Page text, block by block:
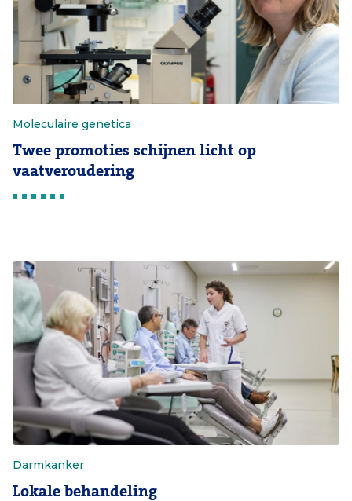
Moleculaire genetica
Twee promoties schijnen licht op
vaatveroudering
Darmkanker
Lokale behandeling